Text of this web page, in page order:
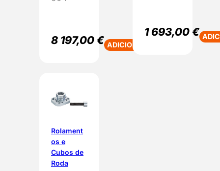
8 197,00€ ADICIONAR
1 693,00€
Rolament
os e
Cubos de
Roda